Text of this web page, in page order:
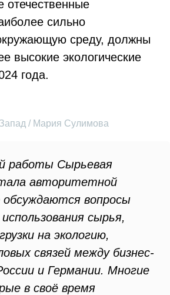
отечественные
сильно
среду, должны
высокие экологические
года.
/ Мария Сулимова
работы Сырьевая
авторитетной
обсуждаются вопросы
сырья,
на экологию,
связей между бизнес-
и Германии. Многие
в своё время